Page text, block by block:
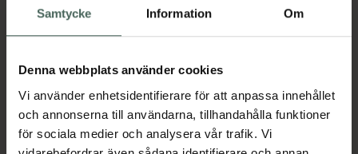
Samtycke Information Om
Denna webbplats använder cookies
Vi använder enhetsidentifierare för att anpassa innehållet
och annonserna till användarna, tillhandahålla funktioner
för sociala medier och analysera vår trafik. Vi
en naturligt matt finish under dagen.
glansfri och jämnare hud. SPF20. Passar fet
Jämförpris 6,60 kr/ml
EAN:06412600847307